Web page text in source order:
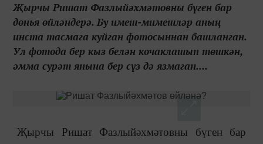
Җырчы Ришат Фазлыйәхмәтовны бүген бар
дөнья өйләндерә. Бу имеш-мимешләр аның
инста тасмага куйган фотосыннан башланган.
Ул фотода бер кыз белән кочаклашып төшкән,
әмма сурәт янына бер сүз дә язмаган....
Җырчы Ришат Фазлыйәхмәтовны бүген бар